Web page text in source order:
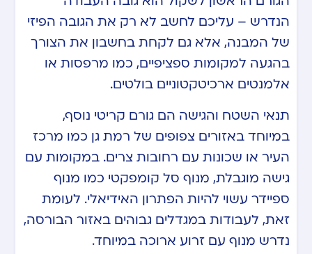
הנדרש – עליכם לחשב לא רק את הגובה הפיזי
של המבנה, אלא גם לקחת בחשבון את הצורך
בהגעה למקומות ספציפיים, כמו מרפסות או
אלמנטים ארכיטקטוניים בולטים.
תנאי השטח והגישה הם גורם קריטי נוסף,
במיוחד באזורים צפופים של רמת גן כמו מרכז
העיר או שכונות עם רחובות צרים. במקומות עם
גישה מוגבלת, מנוף סל קומפקטי כמו מנוף
ספיידר עשוי להיות הפתרון האידיאלי. לעומת
זאת, לעבודות במגדלים גבוהים באזור הבורסה,
נדרש מנוף עם זרוע ארוכה במיוחד.